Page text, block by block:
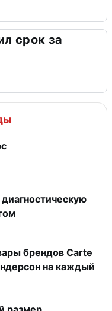
срок за
брендов Carte
на каждый